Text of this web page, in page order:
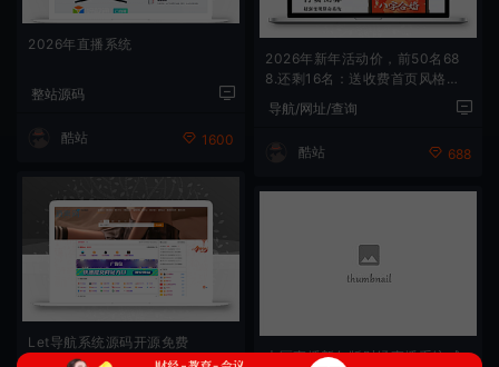
2026年直播系统
整站源码
酷站 1600
2026年新年活动价，前50名68
8.还剩16名：送收费首页风格模
板，全新升级版运势测算系统v7.
8丨八字算命丨财运丨姻缘姻缘丨
导航/网址/查询
酷站 688
Let导航系统源码开源免费
大区直播新年版财经直播系统喊